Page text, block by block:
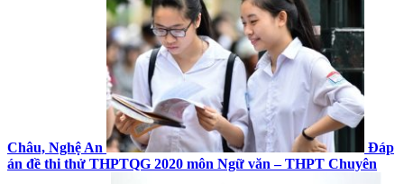
Châu, Nghệ An
Đáp
án đề thi thử THPTQG 2020 môn Ngữ văn – THPT Chuyên